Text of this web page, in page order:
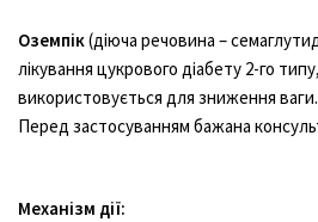
Оземпік(діюча речовина –
лікування цукрового діабету 2-го
використовується для зниження ваги.
Перед застосуванням бажана
Механізм дії: